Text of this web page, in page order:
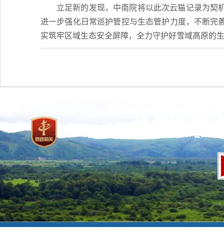
立足新的发现，中南院将以此次云猫记录为契
进一步强化日常巡护管控与生态管护力度，不断完
实筑牢区域生态安全屏障，全力守护好雪域高原的
京ICP备